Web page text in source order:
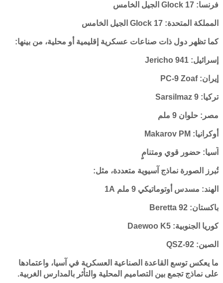
فرنسا: Glock 17 الجيل الخامس
المملكة المتحدة: Glock 17 الجيل الخامس
كما تظهر دول ذات صناعات عسكرية إقليمية أو محلية، من بينها:
إسرائيل: Jericho 941
إيران: PC-9 Zoaf
تركيا: Sarsilmaz 9
مصر: حلوان 9 ملم
أوكرانيا: Makarov PM
آسيا: حضور قوي ومتنامٍ
تُبرز الصورة نماذج آسيوية متعددة، مثل:
الهند: مسدس أوتوماتيكي 9 ملم 1A
باكستان: Beretta 92
كوريا الجنوبية: Daewoo K5
الصين: QSZ-92
ما يعكس توسع القاعدة الصناعية العسكرية في آسيا، واعتمادها
على نماذج تجمع بين التصاميم المحلية والتأثر بالمدارس الغربية.